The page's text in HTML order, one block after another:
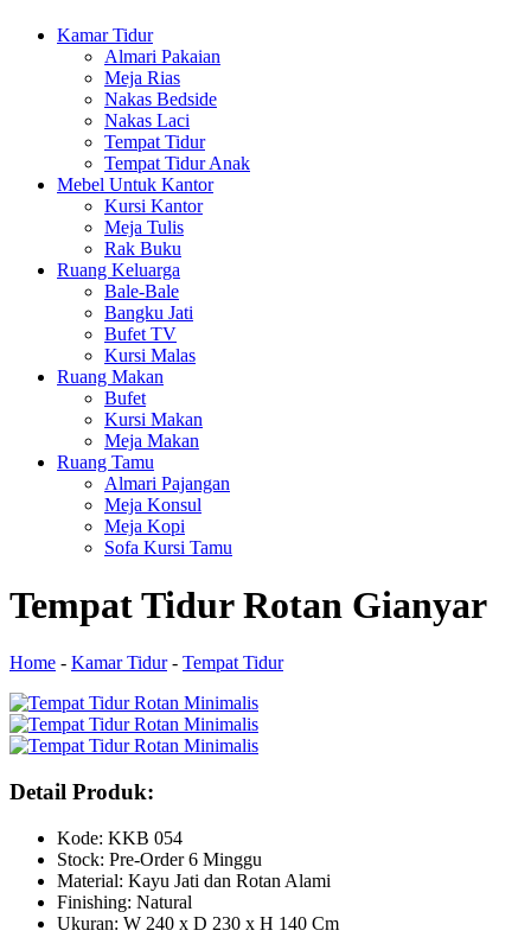
Kamar Tidur
Almari Pakaian
Meja Rias
Nakas Bedside
Nakas Laci
Tempat Tidur
Tempat Tidur Anak
Mebel Untuk Kantor
Kursi Kantor
Meja Tulis
Rak Buku
Ruang Keluarga
Bale-Bale
Bangku Jati
Bufet TV
Kursi Malas
Ruang Makan
Bufet
Kursi Makan
Meja Makan
Ruang Tamu
Almari Pajangan
Meja Konsul
Meja Kopi
Sofa Kursi Tamu
Tempat Tidur Rotan Gianyar
Home - Kamar Tidur- Tempat Tidur
Detail Produk:
Kode: KKB 054​
Stock: Pre-Order 6 Minggu
Material: Kayu Jati dan Rotan Alami
Finishing: Natural
Ukuran: W 240 x D 230 x H 140 Cm